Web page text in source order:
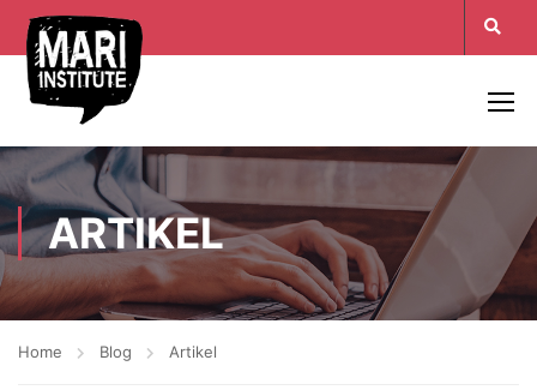
ARTIKEL
Home Blog Artikel